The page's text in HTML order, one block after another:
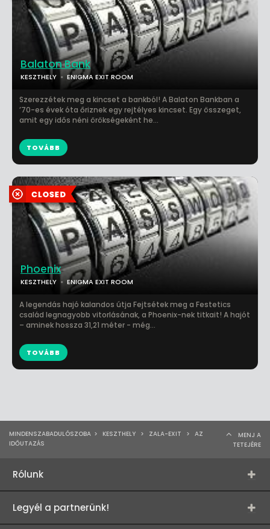
Balaton Bank
KESZTHELY ENIGMA EXIT ROOM
Szerezzétek meg a kincset a bankból! A Balaton Bankban a
’70-es évek óta őriznek egy rejtélyes kincset. Egy összeget,
amit egy idős néni örökségeként he...
TOVÁBB
Phoenix
KESZTHELY ENIGMA EXIT ROOM
A legendás hajó kalandos útja Fejtsétek meg a Festetics
család legnagyobb vitorlásának, a Phoenix-nek titkait! A hajót
– aminek hossza 31,21 méter - még...
TOVÁBB
MINDENSZABADULÓSZOBA > KESZTHELY > ZALA-EXIT > AZ
IDŐUTAZÁS
MENJ A
TETEJÉRE
Rólunk
Legyél a partnerünk!